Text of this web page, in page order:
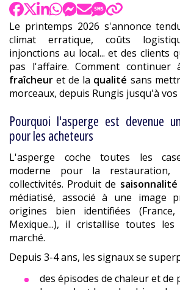
Le printemps 2026 s'annonce
climat erratique, coûts
injonctions au local... et des clients
pas l'affaire. Comment
fraîcheur et de la qualité sans
morceaux, depuis Rungis jusqu'à vos
Pourquoi l'asperge est devenue
pour les acheteurs
L'asperge coche toutes les
moderne pour la
collectivités. Produit de saisonnalité
médiatisé, associé à une image
origines bien identifiées (France,
Mexique...), il cristallise toutes
marché.
Depuis 3-4 ans, les signaux se
des épisodes de chaleur et de